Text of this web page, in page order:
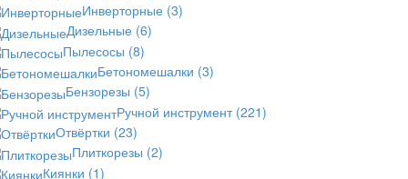
Инверторные (3)
Дизельные (6)
Пылесосы (8)
Бетономешалки (3)
Бензорезы (5)
Ручной инструмент (221)
Отвёртки (23)
Плиткорезы (2)
Киянки (1)